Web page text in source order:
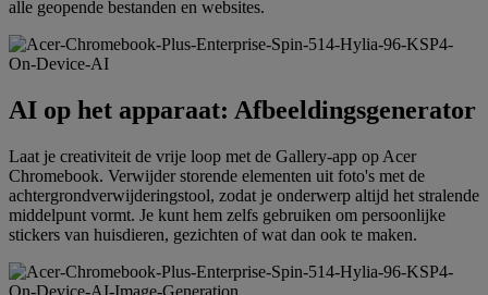
alle geopende bestanden en websites.
AI op het apparaat: Afbeeldingsgenerator
Laat je creativiteit de vrije loop met de Gallery-app op Acer
Chromebook. Verwijder storende elementen uit foto's met de
achtergrondverwijderingstool, zodat je onderwerp altijd het stralende
middelpunt vormt. Je kunt hem zelfs gebruiken om persoonlijke
stickers van huisdieren, gezichten of wat dan ook te maken.